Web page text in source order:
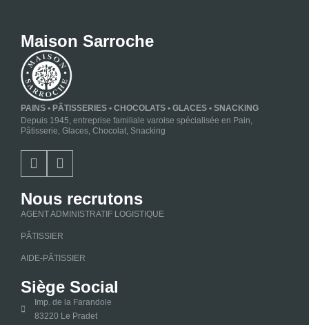
Maison Sarroche
PAINS • PÂTISSERIES • CHOCOLATS • GLACES • SNACKING
Depuis 1945, entreprise familiale varoise spécialisée en Pain,
Pâtisserie, Glaces, Chocolat, Snacking
Nous recrutons
AGENT ADMINISTRATIF LOGISTIQUE
PÂTISSIER
AIDE-PÂTISSIER
Siège Social
Imp. de la Farandole
83220 Le Pradet